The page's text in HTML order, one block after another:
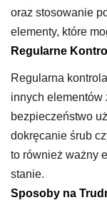
oraz stosowanie
elementy, które
Regularne
Regularna
innych elementów
bezpieczeństwo
dokręcanie śrub
to również ważny
stanie.
Sposoby na